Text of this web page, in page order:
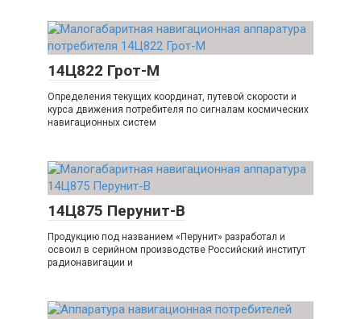
14Ц822 Грот-М
Определения текущих координат, путевой скорости и
курса движения потребителя по сигналам космических
навигационных систем
14Ц875 Перунит-В
Продукцию под названием «Перунит» разработал и
освоил в серийном производстве Российский институт
радионавигации и